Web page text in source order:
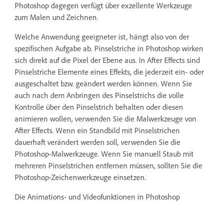
Photoshop dagegen verfügt über exzellente Werkzeuge
zum Malen und Zeichnen.
Welche Anwendung geeigneter ist, hängt also von der
spezifischen Aufgabe ab. Pinselstriche in Photoshop wirken
sich direkt auf die Pixel der Ebene aus. In After Effects sind
Pinselstriche Elemente eines Effekts, die jederzeit ein- oder
ausgeschaltet bzw. geändert werden können. Wenn Sie
auch nach dem Anbringen des Pinselstrichs die volle
Kontrolle über den Pinselstrich behalten oder diesen
animieren wollen, verwenden Sie die Malwerkzeuge von
After Effects. Wenn ein Standbild mit Pinselstrichen
dauerhaft verändert werden soll, verwenden Sie die
Photoshop-Malwerkzeuge. Wenn Sie manuell Staub mit
mehreren Pinselstrichen entfernen müssen, sollten Sie die
Photoshop-Zeichenwerkzeuge einsetzen.
Die Animations- und Videofunktionen in Photoshop